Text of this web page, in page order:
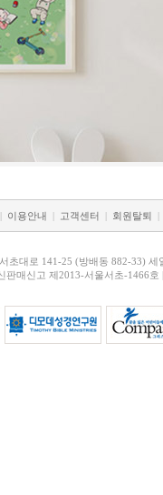
| 이용안내 | 고객센터 | 회원탈퇴 |
초대로 141-25 (방배동 882-33) 세
판매신고 제2013-서울서초-1466호